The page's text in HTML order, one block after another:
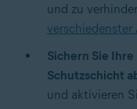
und zu
verschiedenster
Sichern Sie
Schutzschicht
und aktivieren